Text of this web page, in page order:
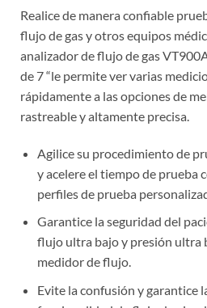
Realice de manera confiable
flujo de gas y otros equipos
analizador de flujo de gas
de 7 “le permite ver varias
rápidamente a las opciones de
rastreable y altamente precisa.
Agilice su procedimiento de
y acelere el tiempo de prueba
perfiles de prueba
Garantice la seguridad del
flujo ultra bajo y presión ultra
medidor de flujo.
Evite la confusión y garantice